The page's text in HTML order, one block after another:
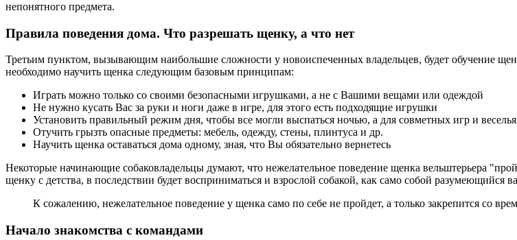
непонятного предмета.
Правила поведения дома. Что разрешать щенку, а что нет
Третьим пунктом, вызывающим наибольшие сложности у новоиспеченных владельцев, будет обучение
необходимо научить щенка следующим базовым принципам:
Играть можно только со своими безопасными игрушками, а не с Вашими вещами или одеждой
Не нужно кусать Вас за руки и ноги даже в игре, для этого есть подходящие игрушки
Установить правильный режим дня, чтобы все могли выспаться ночью, а для совметных игр и
Отучить грызть опасные предметы: мебель, одежду, стены, плинтуса и др.
Научить щенка оставаться дома одному, зная, что Вы обязательно вернетесь
Некоторые начинающие собаковладельцы думают, что нежелательное поведение щенка вельштерьера
щенку с детства, в последствии будет восприниматься и взрослой собакой, как само собой разумеющийся
К сожалению, нежелательное поведение у щенка само по себе не пройдет, а только закрепится со
Начало знакомства с командами